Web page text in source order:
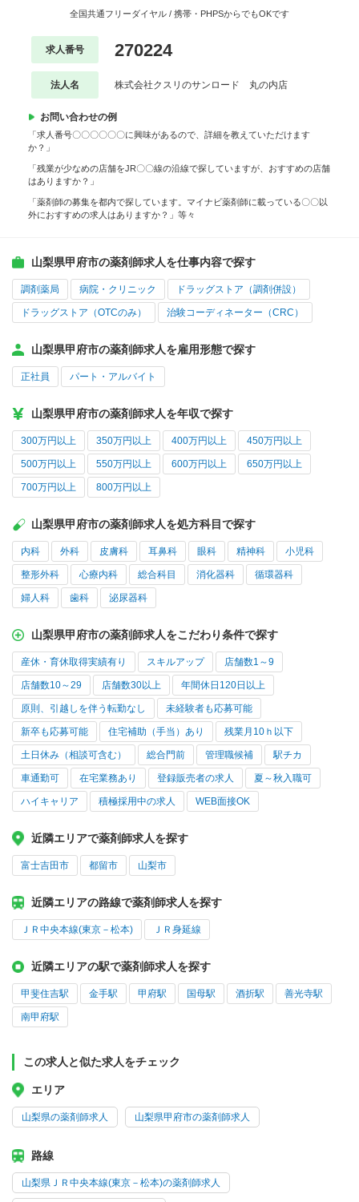
全国共通フリーダイヤル / 携帯・PHPSからでもOKです
求人番号 270224
法人名 株式会社クスリのサンロード 丸の内店
お問い合わせの例
「求人番号〇〇〇〇〇〇に興味があるので、詳細を教えていただけます
か？」
「残業が少なめの店舗をJR〇〇線の沿線で探していますが、おすすめの店舗
はありますか？」
「薬剤師の募集を都内で探しています。マイナビ薬剤師に載っている〇〇以
外におすすめの求人はありますか？」等々
山梨県甲府市の薬剤師求人を仕事内容で探す
調剤薬局 病院・クリニック ドラッグストア（調剤併設）
ドラッグストア（OTCのみ） 治験コーディネーター（CRC）
山梨県甲府市の薬剤師求人を雇用形態で探す
正社員 パート・アルバイト
山梨県甲府市の薬剤師求人を年収で探す
300万円以上 350万円以上 400万円以上 450万円以上
500万円以上 550万円以上 600万円以上 650万円以上
700万円以上 800万円以上
山梨県甲府市の薬剤師求人を処方科目で探す
内科 外科 皮膚科 耳鼻科 眼科 精神科 小児科
整形外科 心療内科 総合科目 消化器科 循環器科
婦人科 歯科 泌尿器科
山梨県甲府市の薬剤師求人をこだわり条件で探す
産休・育休取得実績有り スキルアップ 店舗数1～9
店舗数10～29 店舗数30以上 年間休日120日以上
原則、引越しを伴う転勤なし 未経験者も応募可能
新卒も応募可能 住宅補助（手当）あり 残業月10ｈ以下
土日休み（相談可含む） 総合門前 管理職候補 駅チカ
車通勤可 在宅業務あり 登録販売者の求人 夏～秋入職可
ハイキャリア 積極採用中の求人 WEB面接OK
近隣エリアで薬剤師求人を探す
富士吉田市 都留市 山梨市
近隣エリアの路線で薬剤師求人を探す
ＪＲ中央本線(東京－松本) ＪＲ身延線
近隣エリアの駅で薬剤師求人を探す
甲斐住吉駅 金手駅 甲府駅 国母駅 酒折駅 善光寺駅
南甲府駅
この求人と似た求人をチェック
エリア
山梨県の薬剤師求人 山梨県甲府市の薬剤師求人
路線
山梨県ＪＲ中央本線(東京－松本)の薬剤師求人